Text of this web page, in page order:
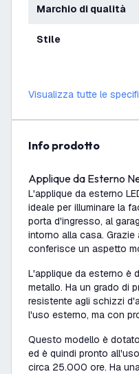
Marchio di qualità
Stile
Visualizza tutte le
info prodotto
Applique da Esterno
L'applique da esterno
ideale per illuminare la
porta d'ingresso, al
intorno alla casa.
conferisce un aspetto
L'applique da esterno è
metallo. Ha un grado di
resistente agli schizzi
l'uso esterno, ma con
Questo modello è
ed è quindi pronto
circa 25.000 ore. Ha